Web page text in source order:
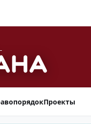
Проекты